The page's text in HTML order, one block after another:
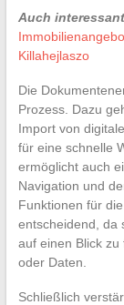
Auch
Killahejlaszo
Die
Prozess. Dazu
Import von
für eine schnelle
ermöglicht auch
Navigation und
Funktionen für
entscheidend, da
auf einen Blick
oder Daten.
Schließlich